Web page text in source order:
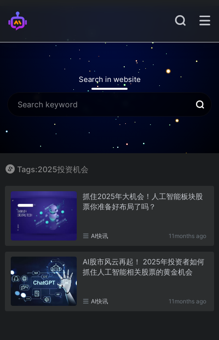
Search in website
Tags:2025投资机会
抓住2025年大机会！人工智能板块股
票你准备好布局了吗？
AI快讯 11months ago
AI股市风云再起！ 2025年投资者如何
抓住人工智能相关股票的黄金机会
AI快讯 11months ago